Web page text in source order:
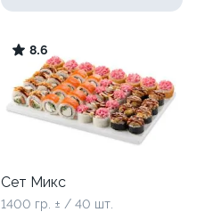
8.6
Сет Микс
1400 гр. ± / 40 шт.